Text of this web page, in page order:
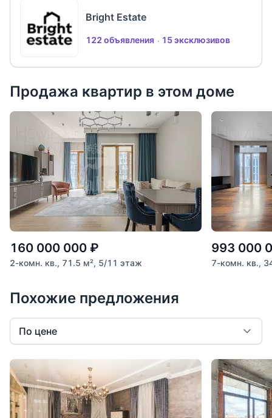
Bright Estate
122 объявления 15 эксклюзивов
Продажа квартир в этом доме
160 000 000 ₽
2-комн. кв., 71.5 м², 5/11 этаж
993 000
7-комн. кв.,
Похожие предложения
По цене